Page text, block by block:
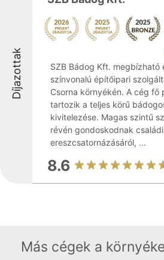
Díjazottak
SZB Bádog Kft. megbízható
színvonalú építőipari
Csorna környékén. A cég fő
tartozik a teljes körű
kivitelezése. Magas szintű
révén gondoskodnak
ereszcsatornázásáról, ...
8.6
Más cégek a